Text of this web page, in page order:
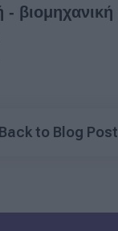
- βιομηχανική
Back to Blog Post